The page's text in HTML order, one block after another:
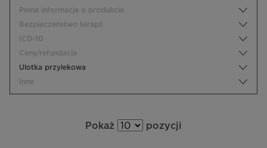
Pełna informacja o produkcie
Bezpieczeństwo terapii
ICD-10
Ceny/refundacja
Ulotka przylekowa
Inne
Pokaż pozycji